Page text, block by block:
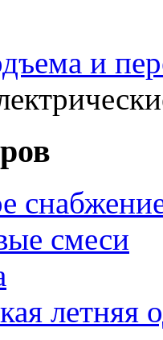
и
смеси
летняя